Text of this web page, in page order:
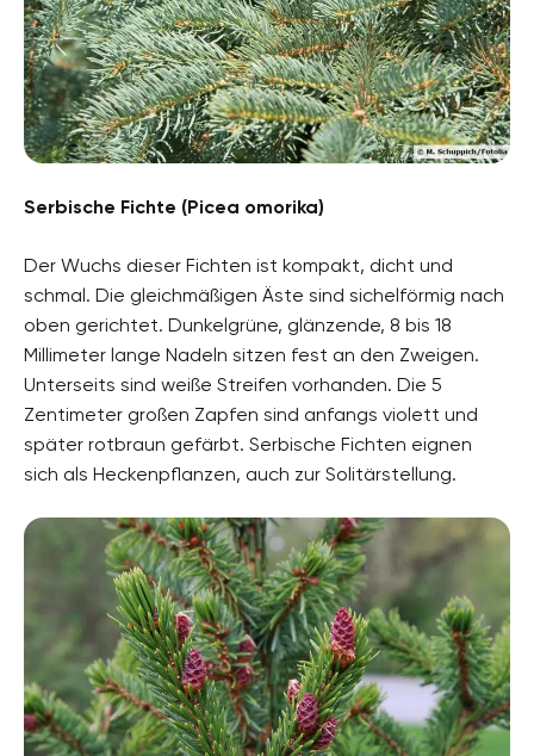
Serbische Fichte (Picea omorika)
Der Wuchs dieser Fichten ist kompakt, dicht und
schmal. Die gleichmäßigen Äste sind sichelförmig nach
oben gerichtet. Dunkelgrüne, glänzende, 8 bis 18
Millimeter lange Nadeln sitzen fest an den Zweigen.
Unterseits sind weiße Streifen vorhanden. Die 5
Zentimeter großen Zapfen sind anfangs violett und
später rotbraun gefärbt. Serbische Fichten eignen
sich als Heckenpflanzen, auch zur Solitärstellung.